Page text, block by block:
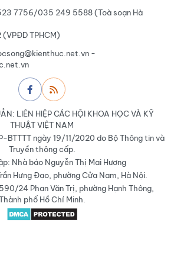
7756/035 249 5588 (Toà soạn Hà
(VPĐD TPHCM)
-
LIÊN HIỆP CÁC HỘI KHOA HỌC VÀ KỸ
THUẬT VIỆT NAM
BTTTT ngày 19/11/2020 do Bộ Thông tin và
Truyền thông cấp.
Nhà báo Nguyễn Thị Mai Hương
Hưng Đạo, phường Cửa Nam, Hà Nội.
24 Phan Văn Trị, phường Hạnh Thông,
phố Hồ Chí Minh.